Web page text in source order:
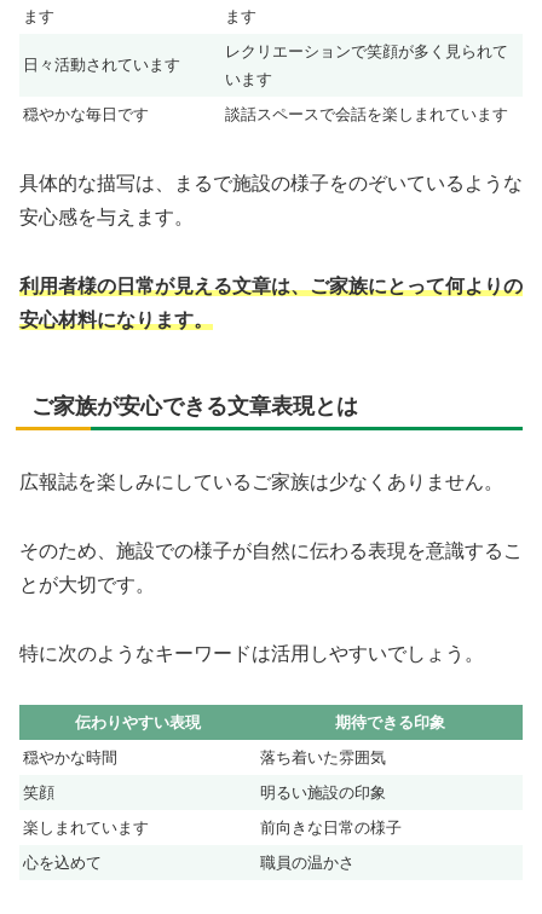
ます
ます
日々活動されています
レクリエーションで笑顔が多く見られて
います
穏やかな毎日です
談話スペースで会話を楽しまれています
具体的な描写は、まるで施設の様子をのぞいているような
安心感を与えます。
利用者様の日常が見える文章は、ご家族にとって何よりの
安心材料になります。
ご家族が安心できる文章表現とは
広報誌を楽しみにしているご家族は少なくありません。
そのため、施設での様子が自然に伝わる表現を意識するこ
とが大切です。
特に次のようなキーワードは活用しやすいでしょう。
伝わりやすい表現
期待できる印象
穏やかな時間
落ち着いた雰囲気
笑顔
明るい施設の印象
楽しまれています
前向きな日常の様子
心を込めて
職員の温かさ